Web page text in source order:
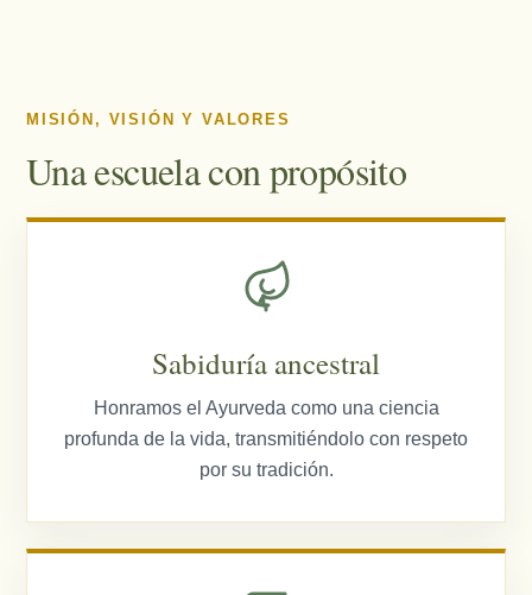
MISIÓN, VISIÓN Y VALORES
Una escuela con propósito
Sabiduría ancestral
Honramos el Ayurveda como una ciencia
profunda de la vida, transmitiéndolo con respeto
por su tradición.